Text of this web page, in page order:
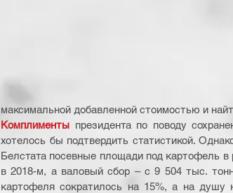
максимальной добавленной стоимостью и
Комплименты президента по поводу
хотелось бы подтвердить статистикой.
Белстата посевные площади под картофель в
в 2018-м, а валовый сбор – с 9 504 тыс.
картофеля сократилось на 15%, а на душу